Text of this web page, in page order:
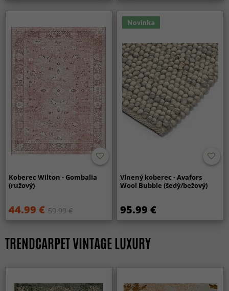
Koberec Wilton - Gombalia
(ružový)
44.99 € 59.99 €
Novinka
Vlnený koberec - Avafors
Wool Bubble (šedý/bežový)
95.99 €
TRENDCARPET VINTAGE LUXURY